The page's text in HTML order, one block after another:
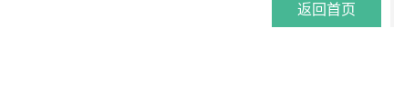
返回首页